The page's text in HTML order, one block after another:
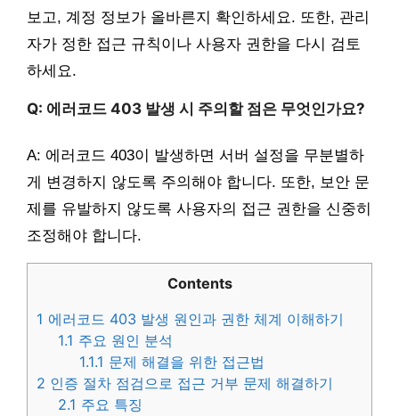
보고, 계정 정보가 올바른지 확인하세요. 또한, 관리
자가 정한 접근 규칙이나 사용자 권한을 다시 검토
하세요.
Q: 에러코드 403 발생 시 주의할 점은 무엇인가요?
A: 에러코드 403이 발생하면 서버 설정을 무분별하
게 변경하지 않도록 주의해야 합니다. 또한, 보안 문
제를 유발하지 않도록 사용자의 접근 권한을 신중히
조정해야 합니다.
Contents
1 에러코드 403 발생 원인과 권한 체계 이해하기
1.1 주요 원인 분석
1.1.1 문제 해결을 위한 접근법
2 인증 절차 점검으로 접근 거부 문제 해결하기
2.1 주요 특징